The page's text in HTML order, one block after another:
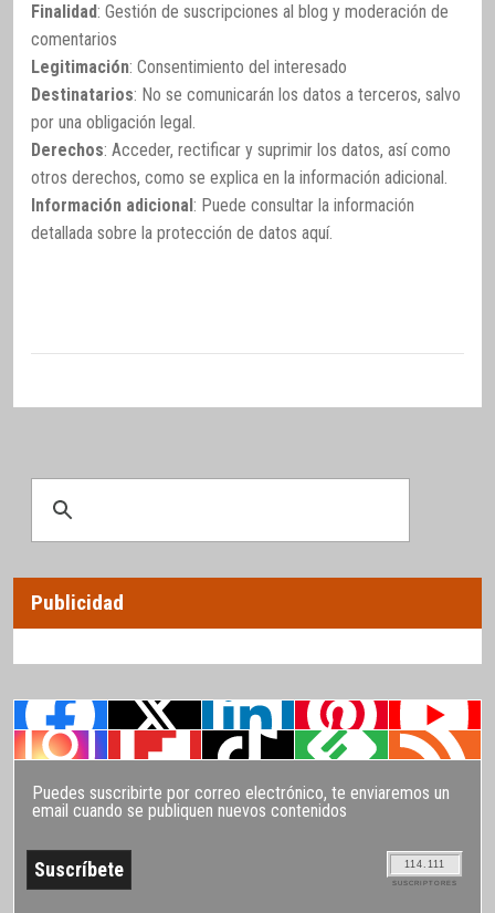
Finalidad: Gestión de suscripciones al blog y moderación de
comentarios
Legitimación: Consentimiento del interesado
Destinatarios: No se comunicarán los datos a terceros, salvo
por una obligación legal.
Derechos: Acceder, rectificar y suprimir los datos, así como
otros derechos, como se explica en la información adicional.
Información adicional : Puede consultar la información
detallada sobre la protección de datos aquí.
Publicidad
Puedes suscribirte por correo electrónico, te enviaremos un
email cuando se publiquen nuevos contenidos
114.111
SUSCRIPTORES